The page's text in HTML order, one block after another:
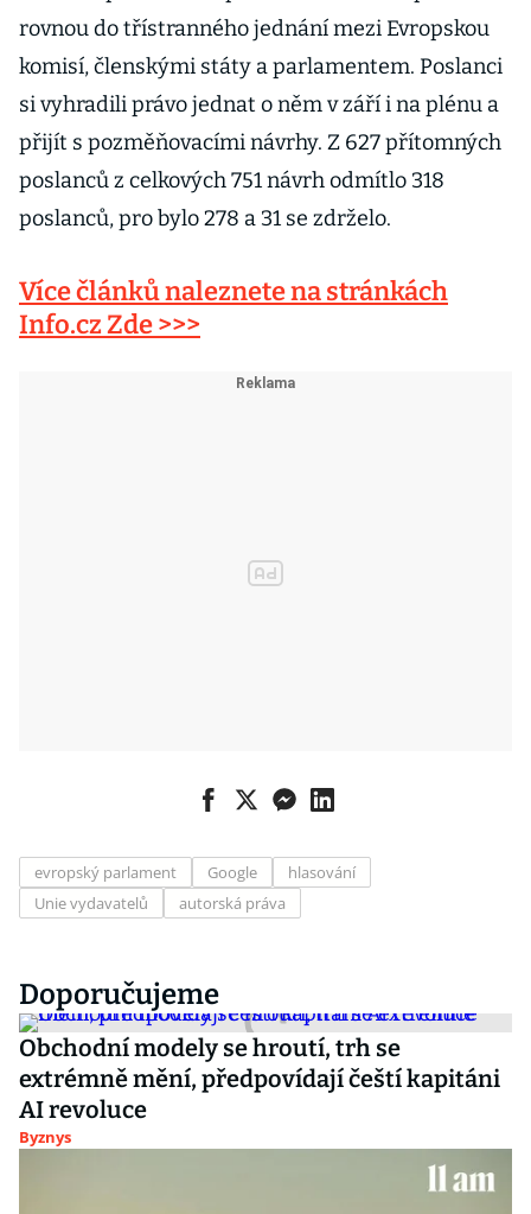
rovnou do třístranného jednání mezi Evropskou
komisí, členskými státy a parlamentem. Poslanci
si vyhradili právo jednat o něm v září i na plénu a
přijít s pozměňovacími návrhy. Z 627 přítomných
poslanců z celkových 751 návrh odmítlo 318
poslanců, pro bylo 278 a 31 se zdrželo.
Více článků naleznete na stránkách
Info.cz Zde >>>
evropský parlament Google
hlasování
Unie vydavatelů
autorská práva
Doporučujeme
Obchodní modely se hroutí, trh se
extrémně mění, předpovídají čeští kapitáni
AI revoluce
Byznys